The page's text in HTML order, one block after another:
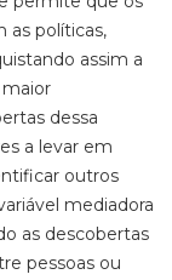
as políticas,
assim a
dessa
a levar em
outros
mediadora
as descobertas
pessoas ou